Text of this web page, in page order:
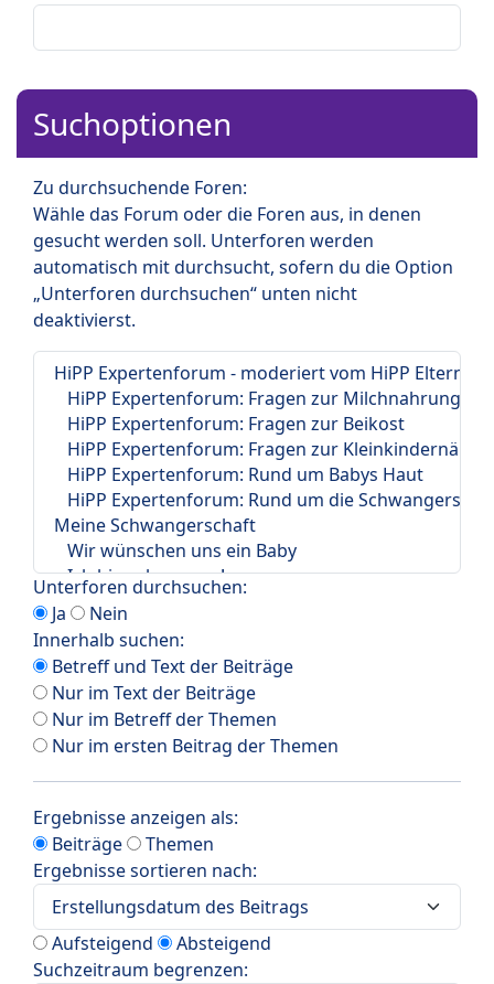
Suchoptionen
Zu durchsuchende Foren:
Wähle das Forum oder die Foren aus, in denen
gesucht werden soll. Unterforen werden
automatisch mit durchsucht, sofern du die Option
„Unterforen durchsuchen“ unten nicht
deaktivierst.
Unterforen durchsuchen:
Ja
Nein
Innerhalb suchen:
Betreff und Text der Beiträge
Nur im Text der Beiträge
Nur im Betreff der Themen
Nur im ersten Beitrag der Themen
Ergebnisse anzeigen als:
Beiträge
Themen
Ergebnisse sortieren nach:
Aufsteigend
Absteigend
Suchzeitraum begrenzen: